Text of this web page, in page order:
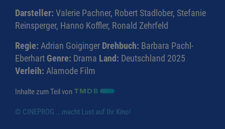
Darsteller: Valerie Pachner, Robert Stadlober, Stefanie
Reinsperger, Hanno Koffler, Ronald Zehrfeld
Regie: Adrian Goiginger Drehbuch: Barbara Pachl-
Eberhart Genre: Drama Land: Deutschland 2025
Verleih: Alamode Film
Inhalte zum Teil von
© CINEPROG ...macht Lust auf Ihr Kino!